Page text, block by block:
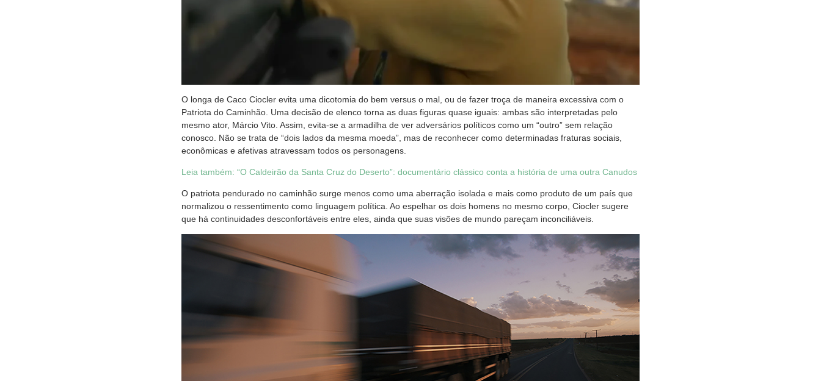
O longa de Caco Ciocler evita uma dicotomia do bem versus o mal, ou de fazer troça de maneira excessiva com o
Patriota do Caminhão. Uma decisão de elenco torna as duas figuras quase iguais: ambas são interpretadas pelo
mesmo ator, Márcio Vito. Assim, evita-se a armadilha de ver adversários políticos como um “outro” sem relação
conosco. Não se trata de “dois lados da mesma moeda”, mas de reconhecer como determinadas fraturas sociais,
econômicas e afetivas atravessam todos os personagens.
Leia também: “O Caldeirão da Santa Cruz do Deserto”: documentário clássico conta a história de uma outra Canudos
O patriota pendurado no caminhão surge menos como uma aberração isolada e mais como produto de um país que
normalizou o ressentimento como linguagem política. Ao espelhar os dois homens no mesmo corpo, Ciocler sugere
que há continuidades desconfortáveis entre eles, ainda que suas visões de mundo pareçam inconciliáveis.